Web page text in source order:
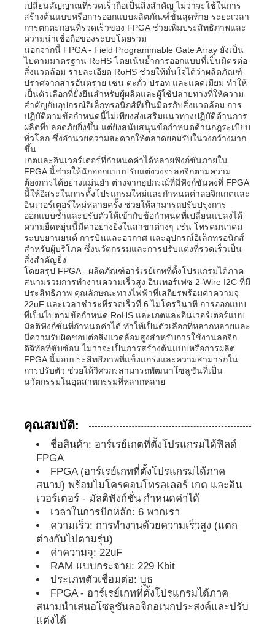
เกี่ยวกับเรา
ทัวร์โรงงาน
การควบคุมคุณภาพ
ติดต่อเรา
ข่าว
กรณี
FPGA Field Programmable Gate Array ระบบการตั้งโป
หน่วยไมโครคอนโทรลเลอร์ MCU
ระบบบนชิป (SOC)
MPU IC
CPLD PLD
เครื่องตรวจจับความร้อนอินฟราเรด
ชิปไอซี DSP
ชิปหน่วยความจำ DRAM
ชิป EEPROM
ชิป PSRAM
เปลี่ยนสัญญาณที่รวดเร็วถือเป็นสิ่งสำคัญ ไม่ว่าจะใช้ในการ
สร้างต้นแบบหรือการออกแบบผลิตภัณฑ์ขั้นสุดท้าย ระยะเวลา
การตกตะกอนที่รวดเร็วของ FPGA ช่วยเพิ่มประสิทธิภาพและ
ความน่าเชื่อถือของระบบโดยรวม
นอกจากนี้ FPGA - Field Programmable Gate Array ยังเป็น
ไปตามมาตรฐาน RoHS โดยเน้นย้ำการออกแบบที่เป็นมิตรต่อ
สิ่งแวดล้อม รายละเอียด RoHS ช่วยให้มั่นใจได้ว่าผลิตภัณฑ์
ปราศจากสารอันตราย เช่น ตะกั่ว ปรอท และแคดเมียม ทำให้
เป็นตัวเลือกที่ยั่งยืนสำหรับผู้ผลิตและผู้ใช้ปลายทางที่ให้ความ
สำคัญกับอุปกรณ์อิเล็กทรอนิกส์ที่เป็นมิตรกับสิ่งแวดล้อม การ
ปฏิบัติตามข้อกำหนดนี้ไม่เพียงส่งเสริมแนวทางปฏิบัติด้านการ
ผลิตที่ปลอดภัยยิ่งขึ้น แต่ยังสนับสนุนข้อกำหนดด้านกฎระเบียบ
ทั่วโลก ซึ่งอำนวยความสะดวกให้ตลาดยอมรับในวงกว้างมาก
ขึ้น
เกตและอินเวอร์เตอร์ที่กำหนดค่าได้หลายฟังก์ชันภายใน
FPGA นี้ช่วยให้นักออกแบบปรับแต่งวงจรลอจิกตามความ
ต้องการได้อย่างแม่นยำ ต่างจากอุปกรณ์ที่มีฟังก์ชันคงที่ FPGA
นี้ให้อิสระในการตั้งโปรแกรมใหม่และกำหนดค่าลอจิกเกตและ
อินเวอร์เตอร์ใหม่หลายครั้ง ช่วยให้สามารถปรับปรุงการ
ออกแบบซ้ำและปรับตัวให้เข้ากับข้อกำหนดที่เปลี่ยนแปลงได้
ความยืดหยุ่นนี้มีค่าอย่างยิ่งในสาขาต่างๆ เช่น โทรคมนาคม
ระบบยานยนต์ การบินและอวกาศ และอุปกรณ์อิเล็กทรอนิกส์
สำหรับผู้บริโภค ซึ่งนวัตกรรมและการปรับแต่งที่รวดเร็วเป็น
สิ่งสำคัญยิ่ง
โดยสรุป FPGA - ผลิตภัณฑ์อาร์เรย์เกทที่ตั้งโปรแกรมได้ภาค
สนามรวมการทำงานความเร็วสูง อินเทอร์เฟซ 2-Wire I2C ที่มี
ประสิทธิภาพ คุณลักษณะทางไฟฟ้าที่เสถียรพร้อมค่าความจุ
22uF และเวลาชำระที่รวดเร็วที่ 6 ไมโครวินาที การออกแบบ
ที่เป็นไปตามข้อกำหนด RoHS และเกตและอินเวอร์เตอร์แบบ
มัลติฟังก์ชั่นที่กำหนดค่าได้ ทำให้เป็นตัวเลือกที่หลากหลายและ
มีความรับผิดชอบต่อสิ่งแวดล้อมสูงสำหรับการใช้งานลอจิก
ดิจิทัลที่ซับซ้อน ไม่ว่าจะเป็นการสร้างต้นแบบหรือการผลิต
FPGA นี้มอบประสิทธิภาพที่แข็งแกร่งและความสามารถใน
การปรับตัว ช่วยให้วิศวกรสามารถพัฒนาโซลูชันที่เป็น
นวัตกรรมในอุตสาหกรรมที่หลากหลาย
คุณสมบัติ:
ชื่อสินค้า: อาร์เรย์เกตที่ตั้งโปรแกรมได้ฟิลด์
FPGA
FPGA (อาร์เรย์เกทที่ตั้งโปรแกรมได้ภาค
สนาม) พร้อมไมโครคอนโทรลเลอร์ เกต และอิน
เวอร์เตอร์ - มัลติฟังก์ชั่น กำหนดค่าได้
เวลาในการปักหลัก: 6 พวกเรา
ความเร็ว: การทำงานด้วยความเร็วสูง (แตก
ต่างกันไปตามรุ่น)
ค่าความจุ: 22uF
RAM แบบกระจาย: 229 Kbit
ประเภทตัวเชื่อมต่อ: บูธ
FPGA - อาร์เรย์เกทที่ตั้งโปรแกรมได้ภาค
สนามนำเสนอโซลูชันลอจิกอเนกประสงค์และปรับ
แต่งได้